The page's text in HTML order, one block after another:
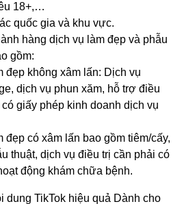
18+,…
quốc gia và khu vực.
hàng dịch vụ làm đẹp và phẫu
gồm:
đẹp không xâm lấn: Dịch vụ
dịch vụ phun xăm, hỗ trợ điều
giấy phép kinh doanh dịch vụ
đẹp có xâm lấn bao gồm tiêm/cấy,
thuật, dịch vụ điều trị cần phải có
động khám chữa bệnh.